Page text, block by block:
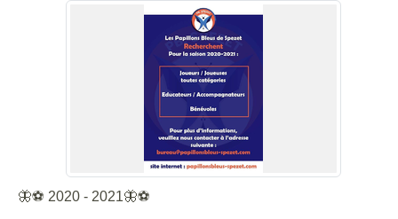
🦋⚽️ 2020 - 2021🦋⚽️